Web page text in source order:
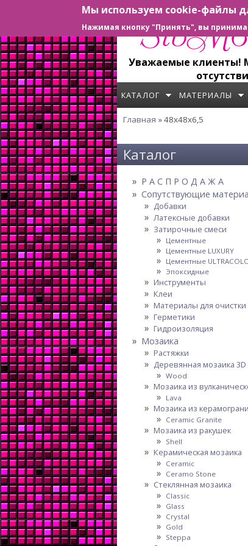
Мы используем cookie-файлы
Нажимая кнопку "Принять", вы
Перейти к основному содержанию
Уважаемые клиенты!
КАТАЛОГ МАТЕРИАЛЫ
Главная » 48x48x6,5
Каталог
Р А С П Р О Д А Ж А
Сопутствующие
Добавки
Латексные добавки
Затирочные смеси
Цементные
Цементные LUXURY
Цементные
Эпоксидные
Инструменты
Клеи
Материалы для очистки
Герметики
Гидроизоляция
Мозаика
Растяжки
Деревянная мозаика 3D
Wood
Мозаика из
Lava
Мозаика из
Ceramic Granite
Мозаика из ракушек
Shell
Керамическая мозаика
Ceramic
Ceramo Stone
Стеклянная мозаика
Classic
Glass
Crystal
Gold
Steppa